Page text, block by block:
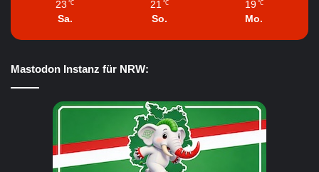
23 ℃
Sa.
21 ℃
So.
19 ℃
Mo.
Mastodon Instanz für NRW: